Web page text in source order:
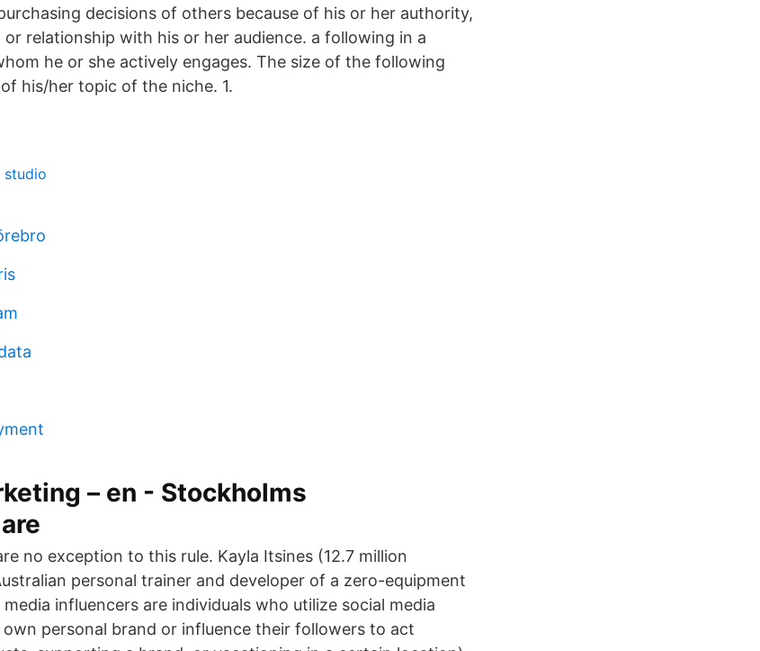
decisions of others because of his or her authority,
relationship with his or her audience. a following in a
he or she actively engages. The size of the following
his/her topic of the niche. 1.
studio
– en - Stockholms
no exception to this rule. Kayla Itsines (12.7 million
personal trainer and developer of a zero-equipment
influencers are individuals who utilize social media
personal brand or influence their followers to act